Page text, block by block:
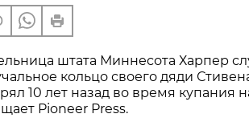
штата Миннесота Харпер
кольцо своего дяди
10 лет назад во время купания
Pioneer Press.